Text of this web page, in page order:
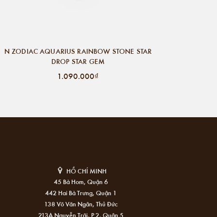
N ZODIAC AQUARIUS RAINBOW STONE STAR
DROP STAR GEM
1.090.000₫
HỒ CHÍ MINH
45 Bà Hom, Quận 6
442 Hai Bà Trưng, Quận 1
138 Võ Văn Ngân, Thủ Đức
213A Nguyễn Trãi, P.2, Quận 5